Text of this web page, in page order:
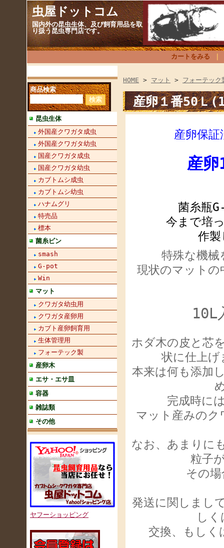
虫屋ドットコム
国内外の昆虫生体、及び飼育用品を取
り扱う昆虫専門店です。
カートをみる
商品検索
昆虫生体
外国産クワガタ成虫
外国産クワガタ幼虫
国産クワガタ成虫
国産クワガタ幼虫
カブトムシ成虫
カブトムシ幼虫
ハナムグリ
特売品
標本
菌糸ビン
smash
G-pot
Win
マット
クワガタ幼虫用
クワガタ産卵用
カブト産卵飼育用
生体管理用
フォーテック製
産卵木
エサ・エサ皿
容器
雑誌類
その他
ヤフーショッピング
HOME > マット > フォーテック
産卵１番50
産卵保
産
菌糸瓶
今まで培
作
特殊な機械
現状のマットの
10L
ホダ木の皮と芯
状に仕上
本来は何も添加
完成時に
マット産みのク
なお、あまりに
粒子
その
発送に関しまし
し
交換、もしく